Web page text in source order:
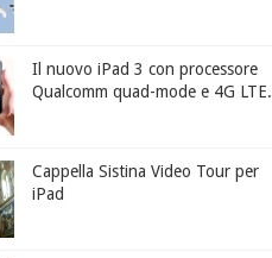
Il nuovo iPad 3 con processore
Qualcomm quad-mode e 4G LTE.
Cappella Sistina Video Tour per
iPad